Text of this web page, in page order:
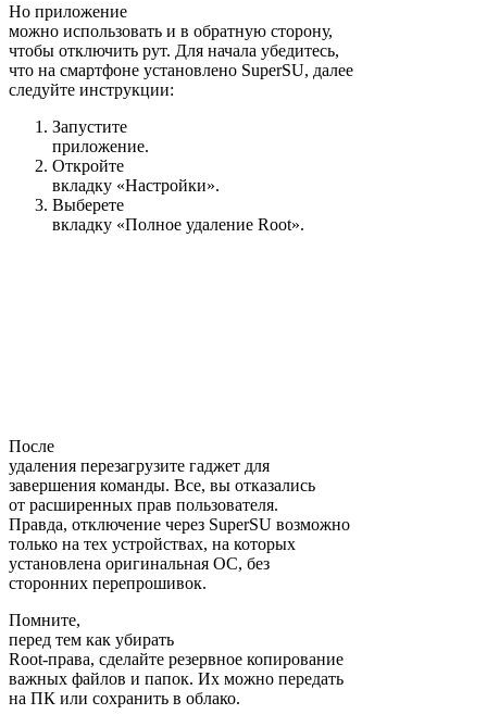
Но приложение
можно использовать и в обратную сторону,
чтобы отключить рут. Для начала убедитесь,
что на смартфоне установлено SuperSU, далее
следуйте инструкции:
Запустите
приложение.
Откройте
вкладку «Настройки».
Выберете
вкладку «Полное удаление Root».
После
удаления перезагрузите гаджет для
завершения команды. Все, вы отказались
от расширенных прав пользователя.
Правда, отключение через SuperSU возможно
только на тех устройствах, на которых
установлена оригинальная ОС, без
сторонних перепрошивок.
Помните,
перед тем как убирать
Root-права, сделайте резервное копирование
важных файлов и папок. Их можно передать
на ПК или сохранить в облако.